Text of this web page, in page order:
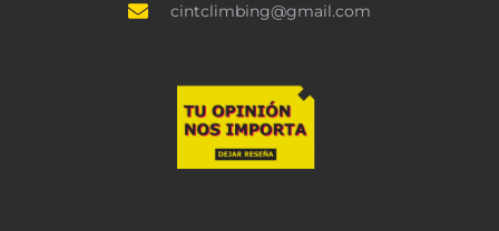
cintclimbing@gmail.com